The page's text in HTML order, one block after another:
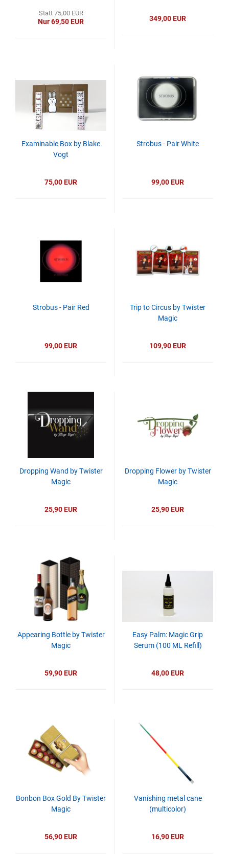
Statt 75,00 EUR
Nur 69,50 EUR 349,00 EUR
Examinable Box by Blake
Vogt
75,00 EUR
Strobus - Pair White
99,00 EUR
Strobus - Pair Red
99,00 EUR
Trip to Circus by Twister
Magic
109,90 EUR
Dropping Wand by Twister
Magic
25,90 EUR
Dropping Flower by Twister
Magic
25,90 EUR
Appearing Bottle by Twister
Magic
59,90 EUR
Easy Palm: Magic Grip
Serum (100 ML Refill)
48,00 EUR
Bonbon Box Gold By Twister
Magic
56,90 EUR
Vanishing metal cane
(multicolor)
16,90 EUR